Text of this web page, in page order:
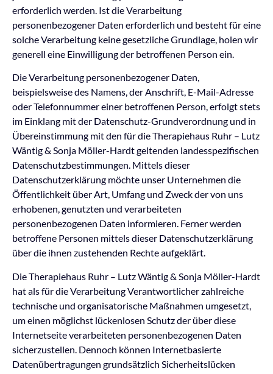
erforderlich werden. Ist die Verarbeitung
personenbezogener Daten erforderlich und besteht für eine
solche Verarbeitung keine gesetzliche Grundlage, holen wir
generell eine Einwilligung der betroffenen Person ein.
Die Verarbeitung personenbezogener Daten,
beispielsweise des Namens, der Anschrift, E-Mail-Adresse
oder Telefonnummer einer betroffenen Person, erfolgt stets
im Einklang mit der Datenschutz-Grundverordnung und in
Übereinstimmung mit den für die Therapiehaus Ruhr – Lutz
Wäntig & Sonja Möller-Hardt geltenden landesspezifischen
Datenschutzbestimmungen. Mittels dieser
Datenschutzerklärung möchte unser Unternehmen die
Öffentlichkeit über Art, Umfang und Zweck der von uns
erhobenen, genutzten und verarbeiteten
personenbezogenen Daten informieren. Ferner werden
betroffene Personen mittels dieser Datenschutzerklärung
über die ihnen zustehenden Rechte aufgeklärt.
Die Therapiehaus Ruhr – Lutz Wäntig & Sonja Möller-Hardt
hat als für die Verarbeitung Verantwortlicher zahlreiche
technische und organisatorische Maßnahmen umgesetzt,
um einen möglichst lückenlosen Schutz der über diese
Internetseite verarbeiteten personenbezogenen Daten
sicherzustellen. Dennoch können Internetbasierte
Datenübertragungen grundsätzlich Sicherheitslücken